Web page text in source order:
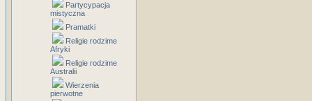
Partycypacja
mistyczna
Pramatki
Religie rodzime
Afryki
Religie rodzime
Australii
Wierzenia
pierwotne